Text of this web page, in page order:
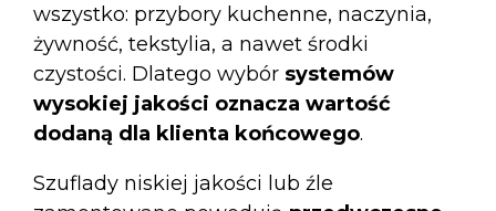
wszystko: przybory kuchenne, naczynia,
żywność, tekstylia, a nawet środki
czystości. Dlatego wybór systemów
wysokiej jakości oznacza wartość
dodaną dla klienta końcowego.
Szuflady niskiej jakości lub źle